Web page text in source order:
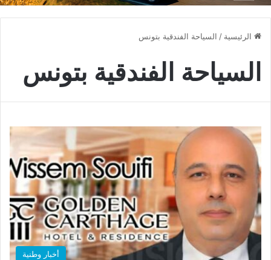
الرئيسية / السياحة الفندقية بتونس
السياحة الفندقية بتونس
أخبار وطنية